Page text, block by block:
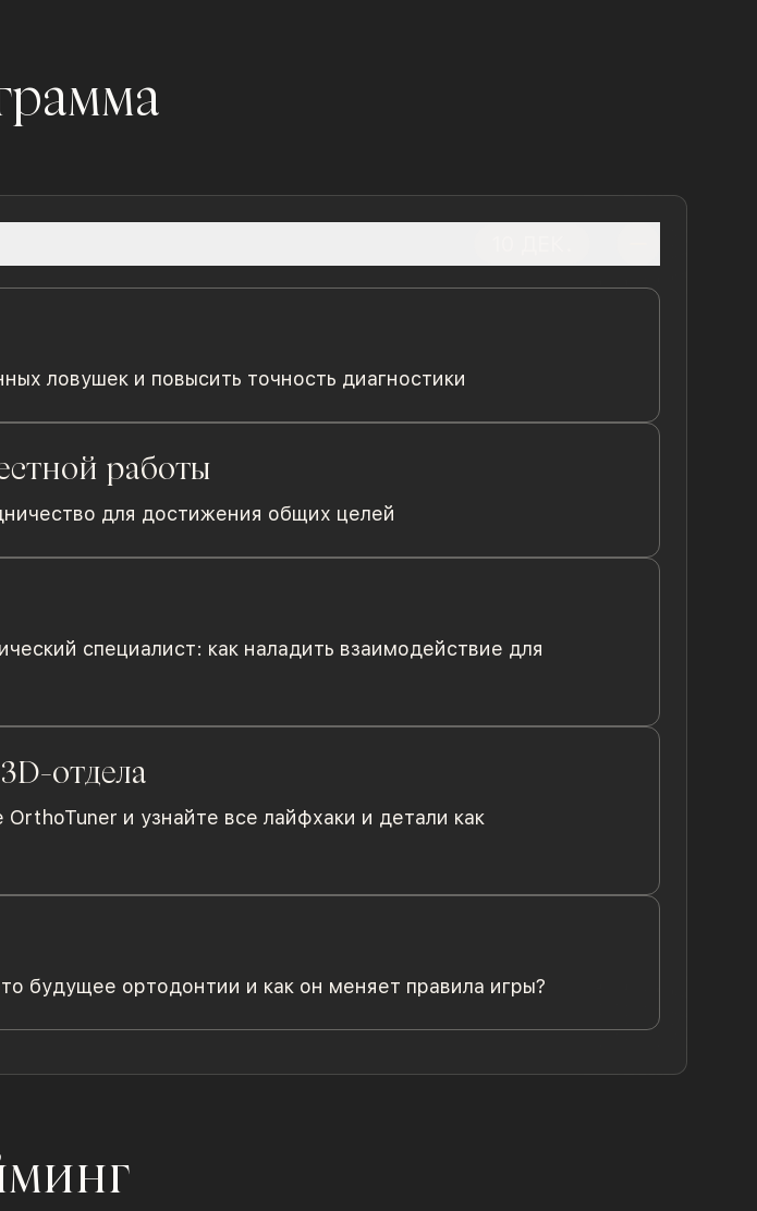
ловушек и повысить точность диагностики
работы
для достижения общих целей
специалист: как наладить взаимодействие для
отдела
и узнайте все лайфхаки и детали как
будущее ортодонтии и как он меняет правила игры?